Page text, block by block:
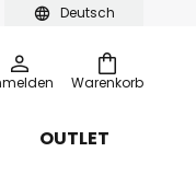
Deutsch
Warenkorb
OUTLET